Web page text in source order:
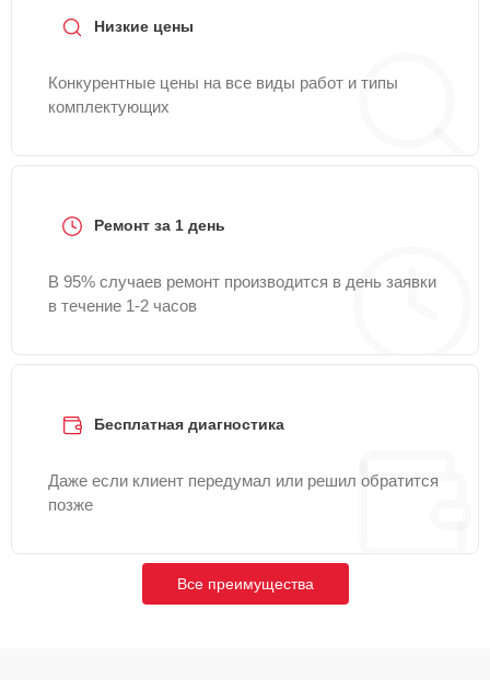
Низкие цены
Конкурентные цены на все виды работ и типы
комплектующих
Ремонт за 1 день
В 95% случаев ремонт производится в день заявки
в течение 1-2 часов
Бесплатная диагностика
Даже если клиент передумал или решил обратится
позже
Все преимущества